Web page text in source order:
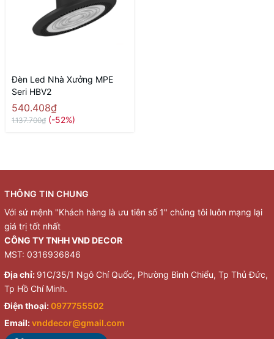
Đèn Led Nhà Xưởng MPE
Seri HBV2
540.408₫
1.137.700₫ (-52%)
THÔNG TIN CHUNG
Với sứ mệnh "Khách hàng là ưu tiên số 1" chúng tôi luôn mạng lại
giá trị tốt nhất
CÔNG TY TNHH VND DECOR
MST: 0316936846
Địa chỉ: 91C/35/1 Ngô Chí Quốc, Phường Bình Chiểu, Tp Thủ Đức,
Tp Hồ Chí Minh.
Điện thoại: 0977755502
Email:vnddecor@gmail.com